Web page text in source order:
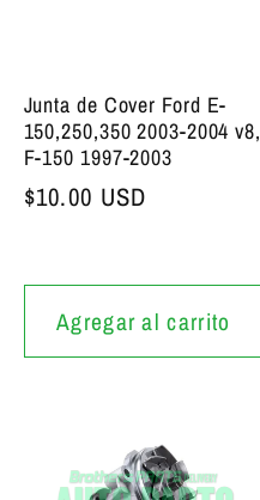
Junta de Cover Ford E-
150,250,350 2003-2004 v8,
F-150 1997-2003
Precio bajo de siempre
$10.00 USD
Agregar al carrito